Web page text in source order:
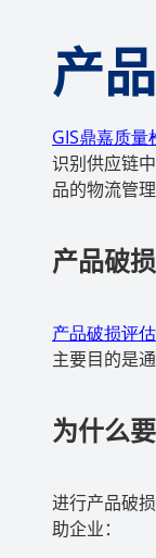
产
GIS鼎嘉质量
识别供应链
品的物流管
产品破
产品破损评
主要目的是
为什么
进行产品破
助企业：